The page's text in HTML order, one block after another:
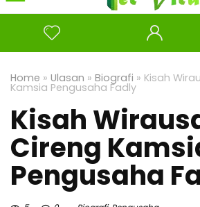
Home » Ulasan » Biografi » Kisah
Kamsia Pengusaha Fadly
Kisah
Cireng
Pengusaha